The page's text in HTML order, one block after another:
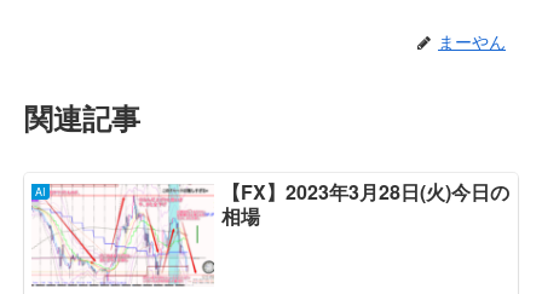
まーやん
関連記事
AI
【FX】2023年3月28日(火)今日の
相場